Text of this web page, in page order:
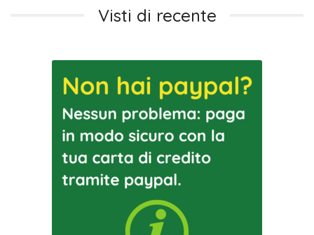
Visti di recente